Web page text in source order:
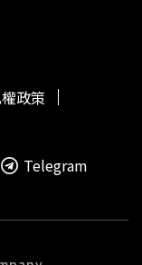
政策
Telegram